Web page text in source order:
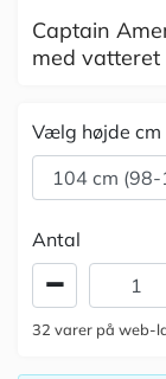
Captain
med vatteret
Vælg højde cm
Antal
32 varer på web-